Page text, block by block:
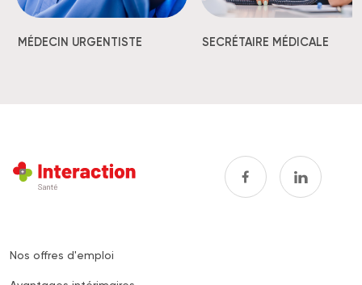
MÉDECIN URGENTISTE SECRÉTAIRE MÉDICALE
Footer
Nos offres d'emploi